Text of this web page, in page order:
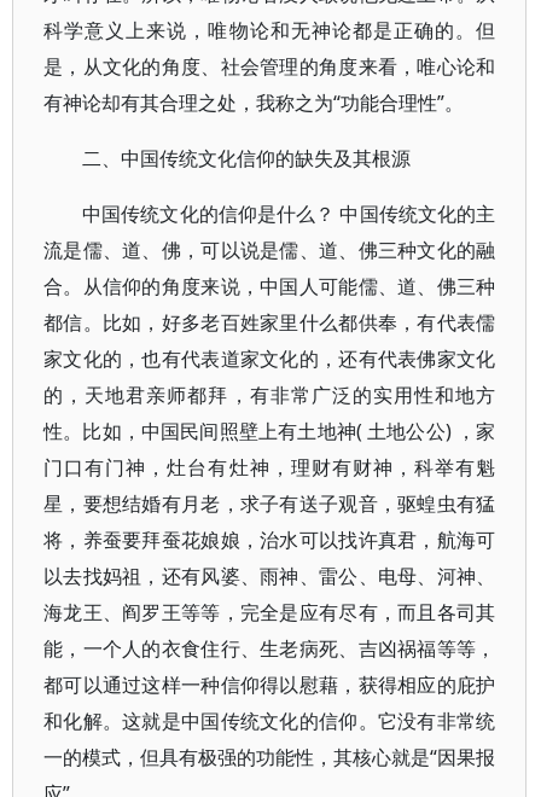
科学意义上来说，唯物论和无神论都是正确的。但
是，从文化的角度、社会管理的角度来看，唯心论和
有神论却有其合理之处，我称之为“功能合理性”。
二、中国传统文化信仰的缺失及其根源
中国传统文化的信仰是什么？ 中国传统文化的主
流是儒、道、佛，可以说是儒、道、佛三种文化的融
合。从信仰的角度来说，中国人可能儒、道、佛三种
都信。比如，好多老百姓家里什么都供奉，有代表儒
家文化的，也有代表道家文化的，还有代表佛家文化
的，天地君亲师都拜，有非常广泛的实用性和地方
性。比如，中国民间照壁上有土地神( 土地公公) ，家
门口有门神，灶台有灶神，理财有财神，科举有魁
星，要想结婚有月老，求子有送子观音，驱蝗虫有猛
将，养蚕要拜蚕花娘娘，治水可以找许真君，航海可
以去找妈祖，还有风婆、雨神、雷公、电母、河神、
海龙王、阎罗王等等，完全是应有尽有，而且各司其
能，一个人的衣食住行、生老病死、吉凶祸福等等，
都可以通过这样一种信仰得以慰藉，获得相应的庇护
和化解。这就是中国传统文化的信仰。它没有非常统
一的模式，但具有极强的功能性，其核心就是“因果报